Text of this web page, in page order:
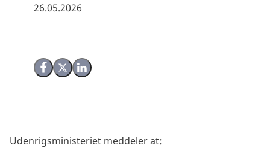
26.05.2026
Del på Facebook
Del på X (Twitter)
Del på LinkedIn
Udenrigsministeriet meddeler at: